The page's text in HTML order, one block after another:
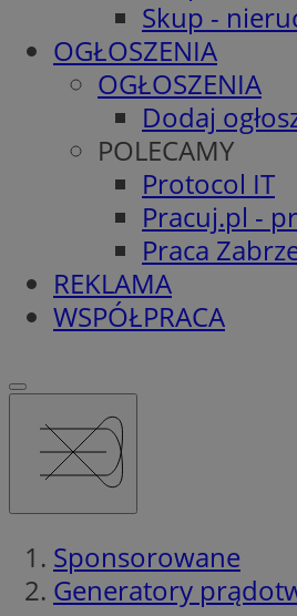
Skup -
OGŁOSZENIA
OGŁOSZENIA
Dodaj
POLECAMY
Protocol IT
Pracuj.pl -
Praca
REKLAMA
WSPÓŁPRACA
Sponsorowane
Generatory